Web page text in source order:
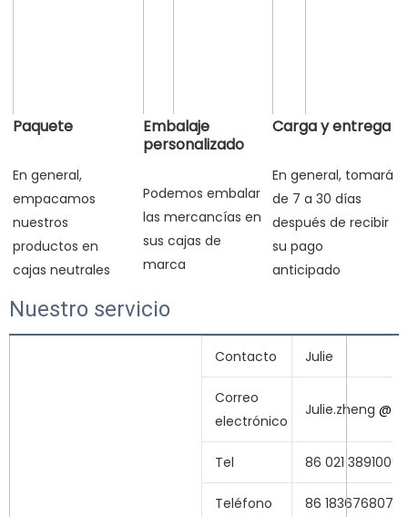
Paquete
En general,
empacamos
nuestros
productos en
Embalaje
personalizado
Podemos embalar
las mercancías en
sus cajas de
marca
Carga y entrega
En general, tomará
de 7 a 30 días
después de recibir
su pago
Nuestro servicio
Contacto Julie
Correo
electrónico
Julie.zheng @
Tel 86 021 38910099
Teléfono 86 18367680755